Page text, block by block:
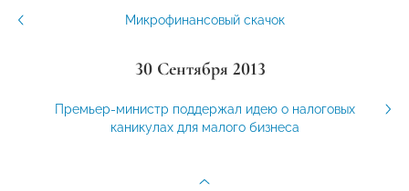
Микрофинансовый скачок
30 Сентября 2013
Премьер-министр поддержал идею о налоговых
каникулах для малого бизнеса